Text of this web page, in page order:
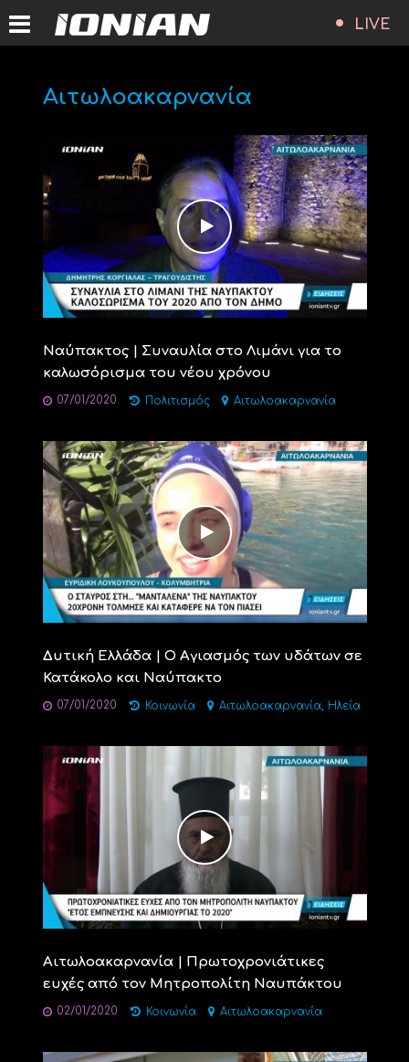
LIVE
Αιτωλοακαρνανία
Ναύπακτος | Συναυλία στο Λιμάνι για το
καλωσόρισμα του νέου χρόνου
07/01/2020 Πολιτισμός Αιτωλοακαρνανία
Δυτική Ελλάδα | Ο Αγιασμός των υδάτων σε
Κατάκολο και Ναύπακτο
07/01/2020 Κοινωνία Αιτωλοακαρνανία, Ηλεία
Αιτωλοακαρνανία | Πρωτοχρονιάτικες
ευχές από τον Μητροπολίτη Ναυπάκτου
02/01/2020 Κοινωνία Αιτωλοακαρνανία